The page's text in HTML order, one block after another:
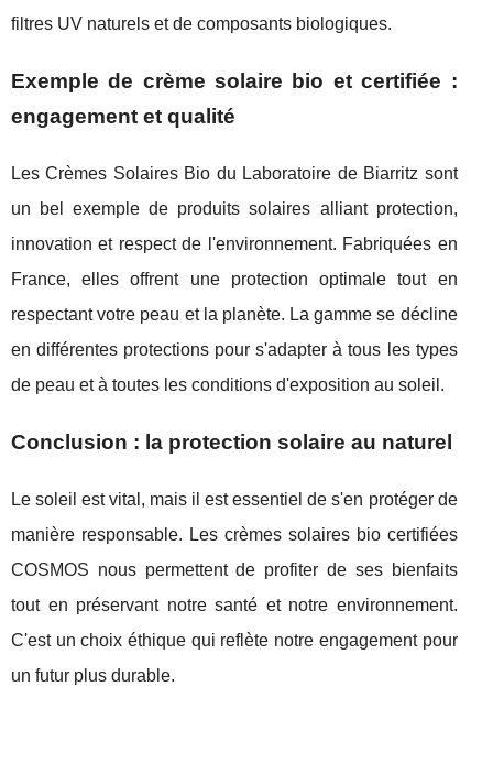
filtres UV naturels et de composants biologiques.
Exemple de crème solaire bio et certifiée :
engagement et qualité
Les Crèmes Solaires Bio du Laboratoire de Biarritz sont
un bel exemple de produits solaires alliant protection,
innovation et respect de l'environnement. Fabriquées en
France, elles offrent une protection optimale tout en
respectant votre peau et la planète. La gamme se décline
en différentes protections pour s'adapter à tous les types
de peau et à toutes les conditions d'exposition au soleil.
Conclusion : la protection solaire au naturel
Le soleil est vital, mais il est essentiel de s'en protéger de
manière responsable. Les crèmes solaires bio certifiées
COSMOS nous permettent de profiter de ses bienfaits
tout en préservant notre santé et notre environnement.
C'est un choix éthique qui reflète notre engagement pour
un futur plus durable.